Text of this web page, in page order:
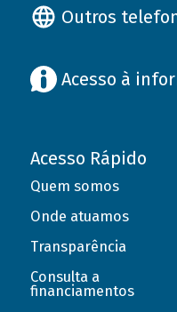
Outros
Acesso à
Acesso Rápido
Quem somos
Onde atuamos
Transparência
Consulta a
financiamentos